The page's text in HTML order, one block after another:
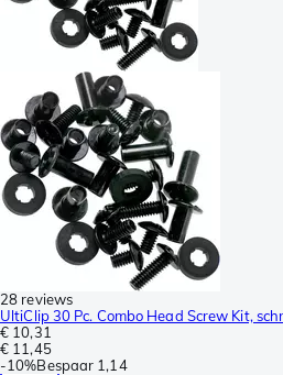
28 reviews
UltiClip 30 Pc. Combo Head Screw Kit,
€ 10,31
€ 11,45
-10%Bespaar 1,14